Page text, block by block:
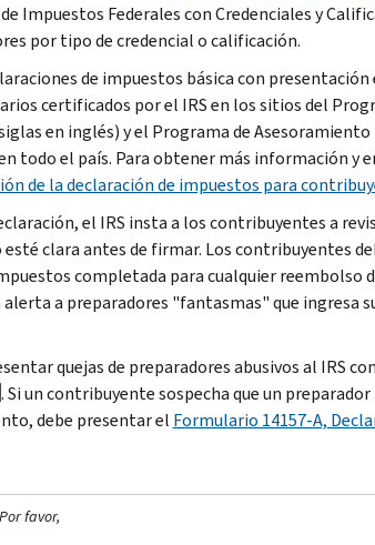
Impuestos Federales con Credenciales y
por tipo de credencial o calificación.
de impuestos básica con
certificados por el IRS en los sitios del
en inglés) y el Programa de
todo el país. Para obtener más información
de la declaración de impuestos para
el IRS insta a los contribuyentes a
esté clara antes de firmar. Los contribuyentes
completada para cualquier reembolso
a preparadores "fantasmas" que ingresa
quejas de preparadores abusivos al IRS
. Si un contribuyente sospecha que un
debe presentar el Formulario 14157-A,
favor,